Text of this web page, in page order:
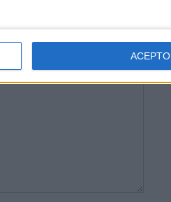
ACEPTO
están marcados con*